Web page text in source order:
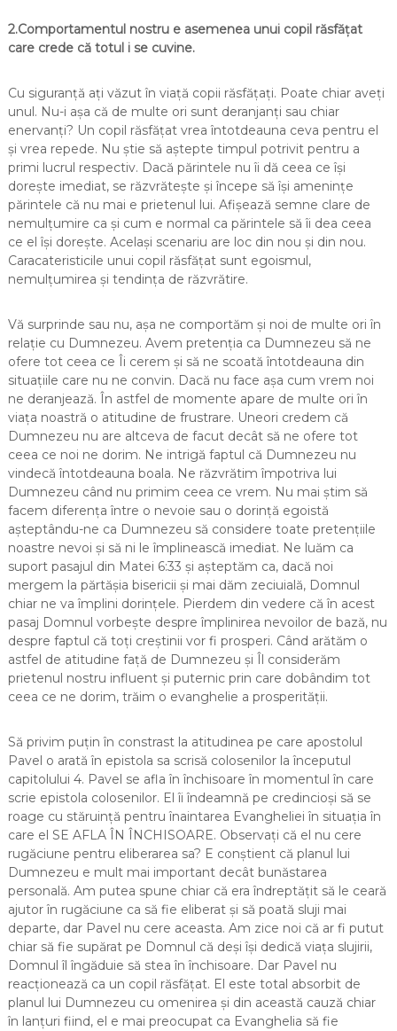
2.Comportamentul nostru e asemenea unui copil răsfățat
care crede că totul i se cuvine.
Cu siguranță ați văzut în viață copii răsfățați. Poate chiar aveți
unul. Nu-i așa că de multe ori sunt deranjanți sau chiar
enervanți? Un copil răsfățat vrea întotdeauna ceva pentru el
și vrea repede. Nu știe să aștepte timpul potrivit pentru a
primi lucrul respectiv. Dacă părintele nu îi dă ceea ce își
dorește imediat, se răzvrătește și începe să își amenințe
părintele că nu mai e prietenul lui. Afișează semne clare de
nemulțumire ca și cum e normal ca părintele să îi dea ceea
ce el își dorește. Același scenariu are loc din nou și din nou.
Caracateristicile unui copil răsfățat sunt egoismul,
nemulțumirea și tendința de răzvrătire.
Vă surprinde sau nu, așa ne comportăm și noi de multe ori în
relație cu Dumnezeu. Avem pretenția ca Dumnezeu să ne
ofere tot ceea ce Îi cerem și să ne scoată întotdeauna din
situațiile care nu ne convin. Dacă nu face așa cum vrem noi
ne deranjează. În astfel de momente apare de multe ori în
viața noastră o atitudine de frustrare. Uneori credem că
Dumnezeu nu are altceva de facut decât să ne ofere tot
ceea ce noi ne dorim. Ne intrigă faptul că Dumnezeu nu
vindecă întotdeauna boala. Ne răzvrătim împotriva lui
Dumnezeu când nu primim ceea ce vrem. Nu mai știm să
facem diferența între o nevoie sau o dorință egoistă
așteptându-ne ca Dumnezeu să considere toate pretențiile
noastre nevoi și să ni le împlinească imediat. Ne luăm ca
suport pasajul din Matei 6:33 și așteptăm ca, dacă noi
mergem la părtășia bisericii și mai dăm zeciuială, Domnul
chiar ne va împlini dorințele. Pierdem din vedere că în acest
pasaj Domnul vorbește despre împlinirea nevoilor de bază, nu
despre faptul că toți creștinii vor fi prosperi. Când arătăm o
astfel de atitudine față de Dumnezeu și Îl considerăm
prietenul nostru influent și puternic prin care dobândim tot
ceea ce ne dorim, trăim o evanghelie a prosperității.
Să privim puțin în constrast la atitudinea pe care apostolul
Pavel o arată în epistola sa scrisă colosenilor la începutul
capitolului 4. Pavel se afla în închisoare în momentul în care
scrie epistola colosenilor. El îi îndeamnă pe credincioși să se
roage cu stăruință pentru înaintarea Evangheliei în situația în
care el SE AFLA ÎN ÎNCHISOARE. Observați că el nu cere
rugăciune pentru eliberarea sa? E conștient că planul lui
Dumnezeu e mult mai important decât bunăstarea
personală. Am putea spune chiar că era îndreptățit să le ceară
ajutor în rugăciune ca să fie eliberat și să poată sluji mai
departe, dar Pavel nu cere aceasta. Am zice noi că ar fi putut
chiar să fie supărat pe Domnul că deși își dedică viața slujirii,
Domnul îl îngăduie să stea în închisoare. Dar Pavel nu
reacționează ca un copil răsfățat. El este total absorbit de
planul lui Dumnezeu cu omenirea și din această cauză chiar
în lanțuri fiind, el e mai preocupat ca Evanghelia să fie